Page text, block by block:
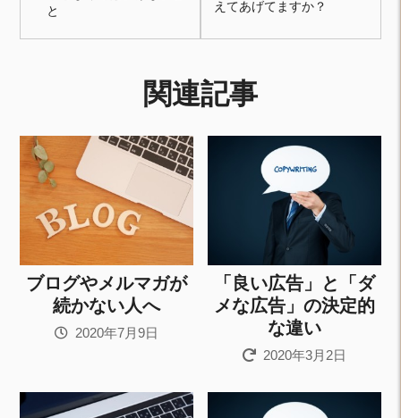
と
えてあげてますか？
関連記事
ブログやメルマガが
続かない人へ
2020年7月9日
「良い広告」と「ダ
メな広告」の決定的
な違い
2020年3月2日